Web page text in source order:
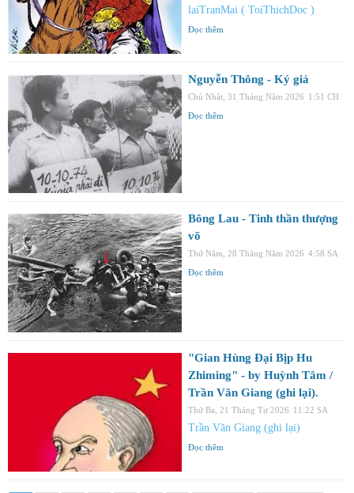
laiTranMai ( ToiThichDoc )
Đọc thêm
Nguyễn Thông - Ký giả
Chủ Nhật, 31 Tháng Năm 2026 1:51 CH
Đọc thêm
Bông Lau - Tinh thần thượng
võ
Thứ Năm, 28 Tháng Năm 2026 4:58 SA
Đọc thêm
"Gian Hùng Đại Bịp Hu
Zhiming" - by Huỳnh Tâm /
Trần Văn Giang (ghi lại).
Thứ Ba, 21 Tháng Tư 2026 11:22 SA
Trần Văn Giang (ghi lại)
Đọc thêm